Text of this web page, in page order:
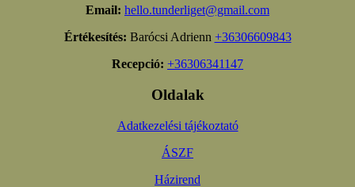
Email: hello.tunderliget@gmail.com
Értékesítés: Barócsi Adrienn +36306609843
Recepció: +36306341147
Oldalak
Adatkezelési tájékoztató
ÁSZF
Házirend